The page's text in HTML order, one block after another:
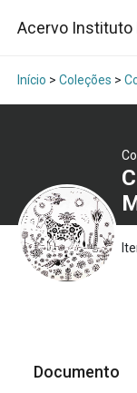
Acervo Instituto
Início > Coleções >
Documento